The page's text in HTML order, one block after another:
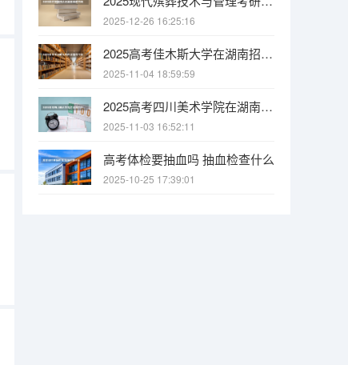
2025-12-26 16:25:16
2025高考佳木斯大学在湖南招生批次 有哪些专业？
2025-11-04 18:59:59
2025高考四川美术学院在湖南招生批次 有哪些专业？
2025-11-03 16:52:11
高考体检要抽血吗 抽血检查什么
2025-10-25 17:39:01